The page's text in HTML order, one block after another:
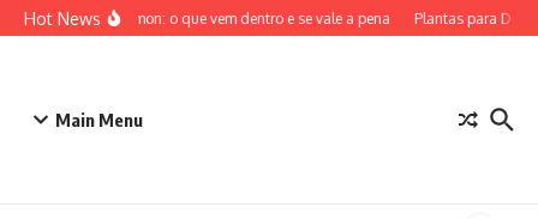
Ir para o conteúdo
Hot NewsETB Pokémon: o que vem dentro e se vale a pena Plantas para
Main Menu